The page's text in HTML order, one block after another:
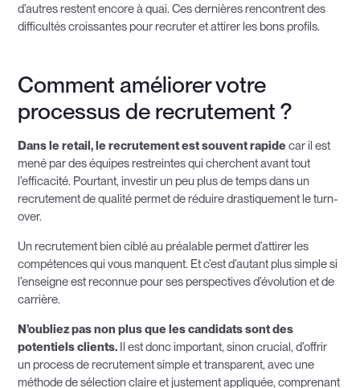
d’autres restent encore à quai. Ces dernières rencontrent des
difficultés croissantes pour recruter et attirer les bons profils.
Comment améliorer votre
processus de recrutement ?
Dans le retail, le recrutement est souvent rapide car il est
mené par des équipes restreintes qui cherchent avant tout
l’efficacité. Pourtant, investir un peu plus de temps dans un
recrutement de qualité permet de réduire drastiquement le turn-
over.
Un recrutement bien ciblé au préalable permet d’attirer les
compétences qui vous manquent. Et c’est d’autant plus simple si
l’enseigne est reconnue pour ses perspectives d’évolution et de
carrière.
N’oubliez pas non plus que les candidats sont des
potentiels clients. Il est donc important, sinon crucial, d’offrir
un process de recrutement simple et transparent, avec une
méthode de sélection claire et justement appliquée, comprenant